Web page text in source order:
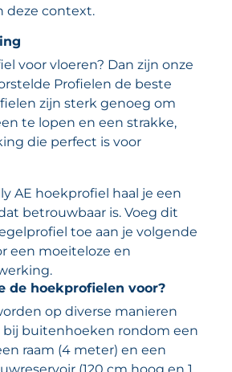
deze context.
voor vloeren? Dan zijn onze
Profielen de beste
zijn sterk genoeg om
te lopen en een strakke,
die perfect is voor
AE hoekprofiel haal je een
betrouwbaar is. Voeg dit
toe aan je volgende
een moeiteloze en
de hoekprofielen voor?
op diverse manieren
bij buitenhoeken rondom een
raam (4 meter) en een
(120 cm hoog en 1